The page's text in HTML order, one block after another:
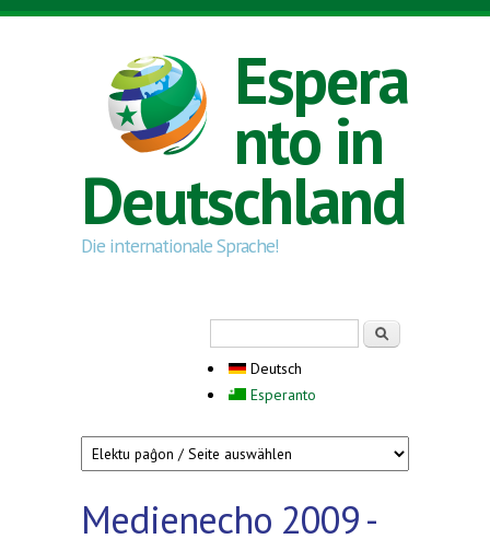
Direkt zum Inhalt
Espera
nto in
Deutschland
Die internationale Sprache!
Deutsch
Esperanto
Medienecho 2009 -